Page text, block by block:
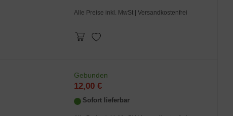
Alle Preise inkl. MwSt | Versandkostenfrei
Gebunden
12,00 €
Sofort lieferbar